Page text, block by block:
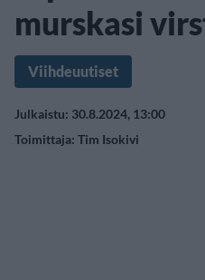
murskasi
Viihdeuutiset
Julkaistu: 30.8.2024, 13:00
Toimittaja: Tim Isokivi